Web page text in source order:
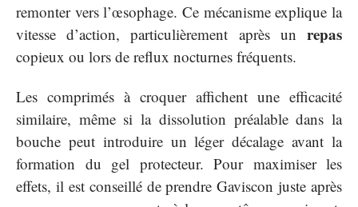
remonter vers l’œsophage. Ce mécanisme explique la
vitesse d’action, particulièrement après un repas
copieux ou lors de reflux nocturnes fréquents.
Les comprimés à croquer affichent une efficacité
similaire, même si la dissolution préalable dans la
bouche peut introduire un léger décalage avant la
formation du gel protecteur. Pour maximiser les
effets, il est conseillé de prendre Gaviscon juste après